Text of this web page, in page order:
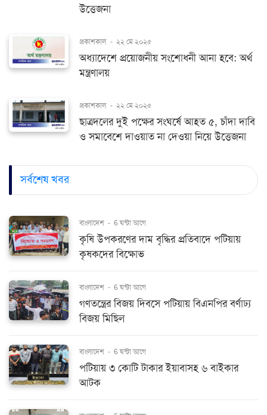
উত্তেজনা
প্রকাশকাল - ২২ মে ২০২৫
অধ্যাদেশে প্রয়োজনীয় সংশোধনী আনা হবে: অর্থ
মন্ত্রণালয়
প্রকাশকাল - ২২ মে ২০২৫
ছাত্রদলের দুই পক্ষের সংঘর্ষে আহত ৫, চাঁদা দাবি
ও সমাবেশে দাওয়াত না দেওয়া নিয়ে উত্তেজনা
সর্বশেষ খবর
বাংলাদেশ - 6 ঘন্টা আগে
কৃষি উপকরণের দাম বৃদ্ধির প্রতিবাদে পটিয়ায়
কৃষকদের বিক্ষোভ
বাংলাদেশ - 6 ঘন্টা আগে
গণতন্ত্রের বিজয় দিবসে পটিয়ায় বিএনপির বর্ণাঢ্য
বিজয় মিছিল
বাংলাদেশ - 6 ঘন্টা আগে
পটিয়ায় ৩ কোটি টাকার ইয়াবাসহ ৬ বাইকার
আটক